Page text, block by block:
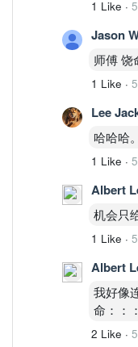
1 Like ·
Jason
师傅 饶
1 Like ·
Lee
哈哈哈
1 Like ·
Albert
机会只
1 Like ·
Albert
我好像
命：：
2 Like ·